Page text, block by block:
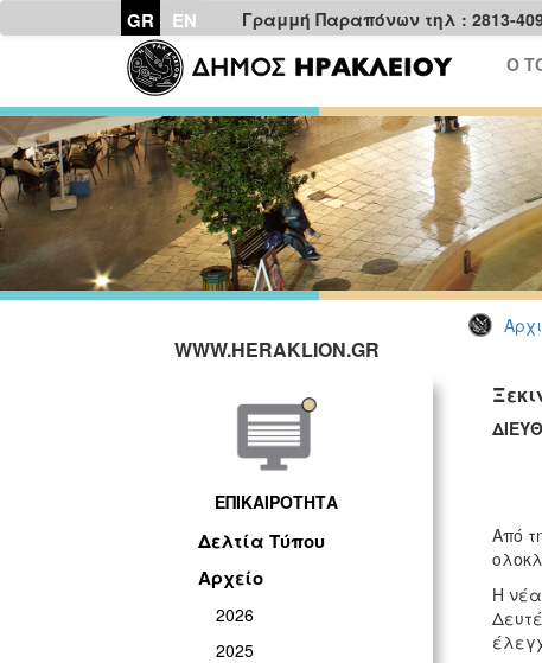
GR EN Γραμμή Παραπόνων τηλ : 2813-
Ο
WWW.HERAKLION.GR
ΕΠΙΚΑΙΡΟΤΗΤΑ
Δελτία Τύπου
Αρχείο
2026
2025
Από
Η νέα